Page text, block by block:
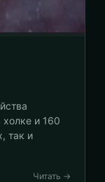
и 160
так и
Читать →